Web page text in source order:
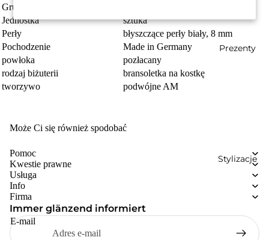
Prezenty
Stylizacje
Grupa docelowa
Jednostka
sztuka
Perły
błyszczące perły biały, 8 mm
Pochodzenie
Made in Germany
powłoka
pozłacany
rodzaj biżuterii
bransoletka na kostkę
tworzywo
podwójne AM
Może Ci się również spodobać
Pomoc
Kwestie prawne
Usługa
Info
Firma
Immer glänzend informiert
E-mail